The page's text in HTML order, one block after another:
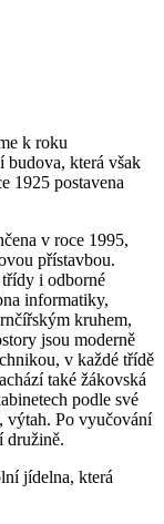
k roku
budova, která však
1925 postavena
v roce 1995,
přístavbou.
i odborné
informatiky,
kruhem,
jsou moderně
v každé třídě
také žákovská
podle své
výtah. Po vyučování
družině.
jídelna, která